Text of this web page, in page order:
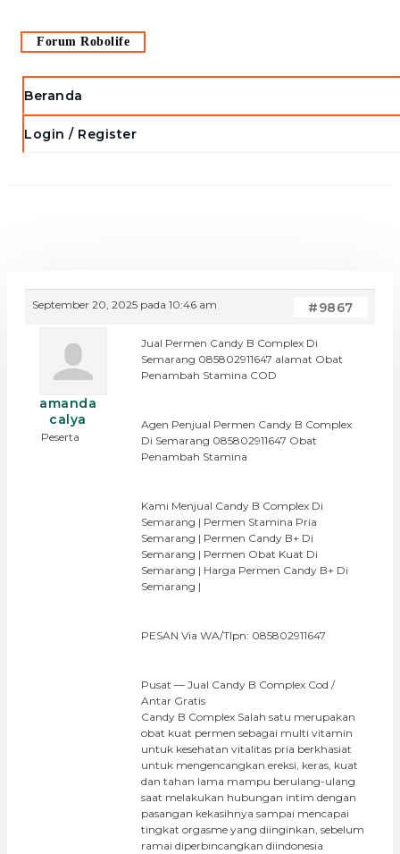
toForum Robolife
Beranda
Login / Register
September 20, 2025 pada 10:46 am #9867
amanda
calya
Peserta
Jual Permen Candy B Complex Di
Semarang 085802911647 alamat Obat
Penambah Stamina COD
Agen Penjual Permen Candy B Complex
Di Semarang 085802911647 Obat
Penambah Stamina
Kami Menjual Candy B Complex Di
Semarang | Permen Stamina Pria
Semarang | Permen Candy B+ Di
Semarang | Permen Obat Kuat Di
Semarang | Harga Permen Candy B+ Di
Semarang |
PESAN Via WA/Tlpn: 085802911647
Pusat — Jual Candy B Complex Cod /
Antar Gratis
Candy B Complex Salah satu merupakan
obat kuat permen sebagai multi vitamin
untuk kesehatan vitalitas pria berkhasiat
untuk mengencangkan ereksi, keras, kuat
dan tahan lama mampu berulang-ulang
saat melakukan hubungan intim dengan
pasangan kekasihnya sampai mencapai
tingkat orgasme yang diinginkan, sebelum
ramai diperbincangkan diindonesia